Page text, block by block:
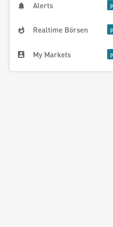
Alerts
Realtime Börsen
My Markets